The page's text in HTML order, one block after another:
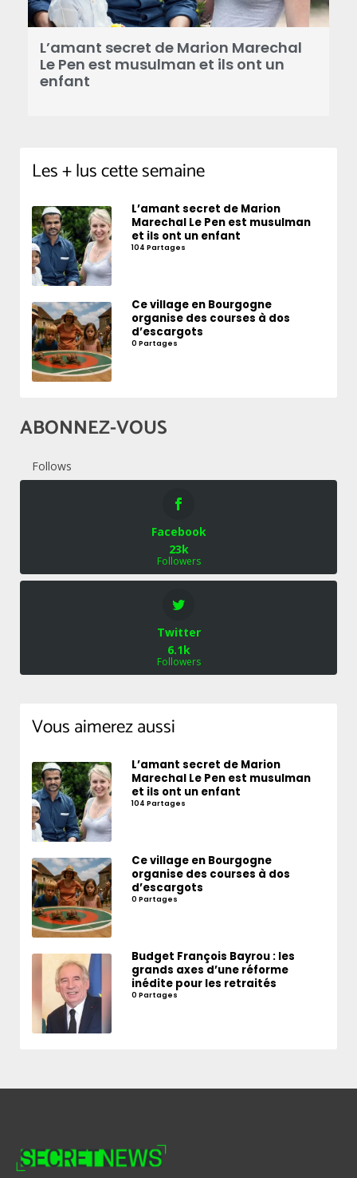
L’amant secret de Marion Marechal
Le Pen est musulman et ils ont un
enfant
Les + lus cette semaine
L’amant secret de Marion
Marechal Le Pen est musulman
et ils ont un enfant
104 Partages
Ce village en Bourgogne
organise des courses à dos
d’escargots
0 Partages
ABONNEZ-VOUS
Follows
Facebook
23k
Followers
Twitter
6.1k
Followers
Vous aimerez aussi
L’amant secret de Marion
Marechal Le Pen est musulman
et ils ont un enfant
104 Partages
Ce village en Bourgogne
organise des courses à dos
d’escargots
0 Partages
Budget François Bayrou : les
grands axes d’une réforme
inédite pour les retraités
0 Partages